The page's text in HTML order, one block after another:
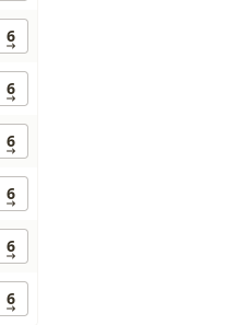
6
6
6
6
6
6